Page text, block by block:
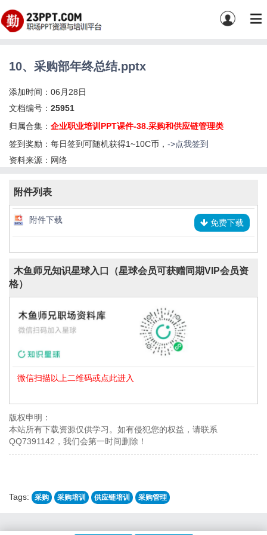
10、采购部年终总结.pptx
添加时间：06月28日
文档编号： 25951
归属合集： 企业职业培训PPT课件-38.采购和供应链管理类
签到奖励：每日签到可随机获得1~10C币， ->点我签到
资料来源：网络
附件列表
附件下载 免费下载
木鱼师兄知识星球入口（星球会员可获赠同期VIP会员资
格）
微信扫描以上二维码或点此进入
版权申明：
本站所有下载资源仅供学习。如有侵犯您的权益，请联系
QQ7391142，我们会第一时间删除！
Tags: 采购 采购培训 供应链培训 采购管理